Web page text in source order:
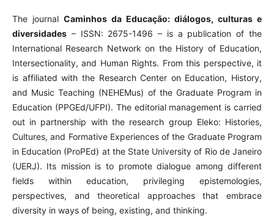
The journal Caminhos da Educação: diálogos, culturas e
diversidades– ISSN: 2675-1496 – is a publication of the
International Research Network on the History of Education,
Intersectionality, and Human Rights. From this perspective, it
is affiliated with the Research Center on Education, History,
and Music Teaching (NEHEMus) of the Graduate Program in
Education (PPGEd/UFPI). The editorial management is carried
out in partnership with the research group Eleko: Histories,
Cultures, and Formative Experiences of the Graduate Program
in Education (ProPEd) at the State University of Rio de Janeiro
(UERJ). Its mission is to promote dialogue among different
fields within education, privileging epistemologies,
perspectives, and theoretical approaches that embrace
diversity in ways of being, existing, and thinking.